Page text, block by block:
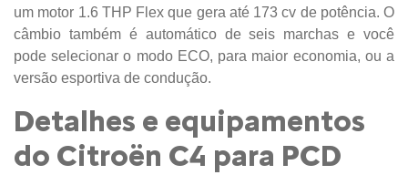
um motor 1.6 THP Flex que gera até 173 cv de potência. O
câmbio também é automático de seis marchas e você
pode selecionar o modo ECO, para maior economia, ou a
versão esportiva de condução.
Detalhes e equipamentos
do Citroën C4 para PCD